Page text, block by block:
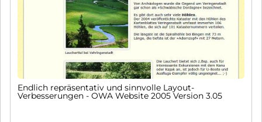
Endlich repräsentativ und sinnvolle Layout-
Verbesserungen - OWA Website 2005 Version 3.05